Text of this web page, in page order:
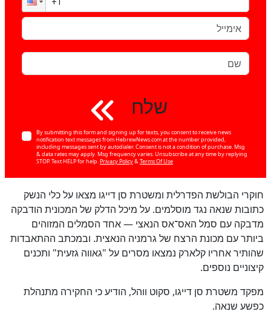
שלח
By submitting this form and signing up for texts, you consent to receive news
notification text messages from HebrewNews.com at the number provided,
including messages sent by autodialer. Consent is not a condition of purchase. Msg
& data rates may apply. Msg frequency varies. Unsubscribe at any time by replying
STOP. Text HELP for help.Privacy Policy&Terms Of Use
חוקרי הבולשת הפדרלית ומשטרת סן דייגו מצאו על כלי הנשק
כתובות שנאה נגד מוסלמים. על מיכל הדלק של המכונית הודבקה
מדבקה עם סמל האס־אס הנאצי — אחד הסמלים המזוהים
ביותר עם מכונת הרצח של גרמניה הנאצית. ובמכתב ההתאבדות
שהותיר אחריו קלארק נמצאו מסרים על "גאווה גזעית" ותכנים
קיצוניים נוספים.
מפקד משטרת סן דייגו, סקוט ווהל, הודיע כי החקירה מתנהלת
כפשע שנאה.